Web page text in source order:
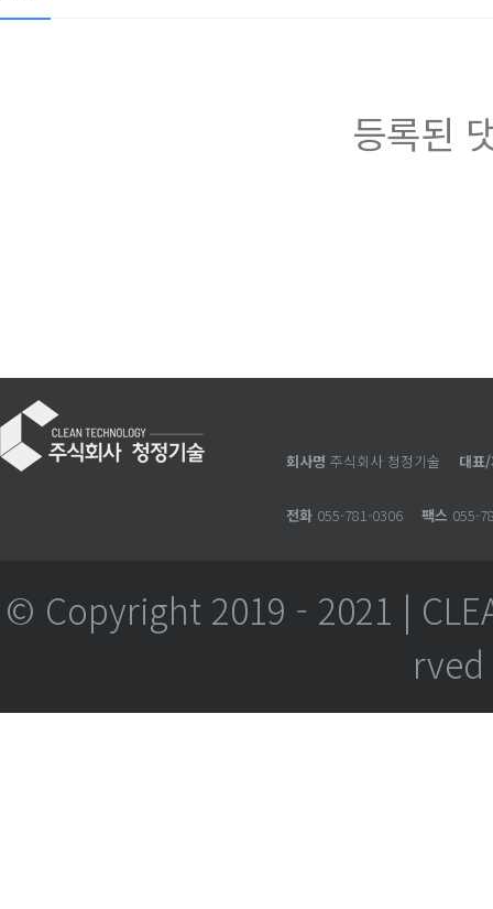
등록된
회사명 주식회사 청정기술 대표
전화 055-781-0306 팩스 055-
© Copyright 2019 - 2021 |